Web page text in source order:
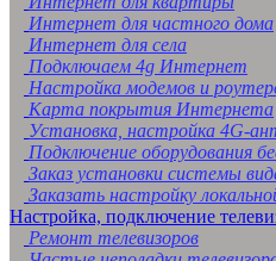
Интернет для частного дома
Интернет для села
Подключаем 4g Интернет
Настройка модемов и
Карта покрытия Интернета
Установка, настройка 4G-
Подключение оборудования
Заказ установки системы
Заказать настройку
Настройка, подключение
Ремонт телевизоров